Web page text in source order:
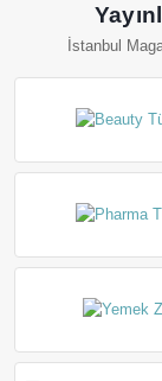
İstanbul